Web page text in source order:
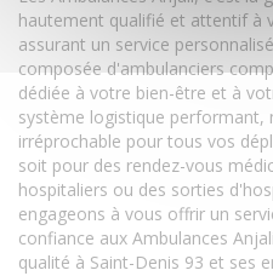
hautement qualifié et attentif à
assurant un service
composée d'ambulanciers
dédiée à votre bien-être et à
système logistique performant,
irréprochable pour tous vos
soit pour des rendez-vous
hospitaliers ou des sorties
engageons à vous offrir un
confiance aux Ambulances
qualité à Saint-Denis 93 et ses